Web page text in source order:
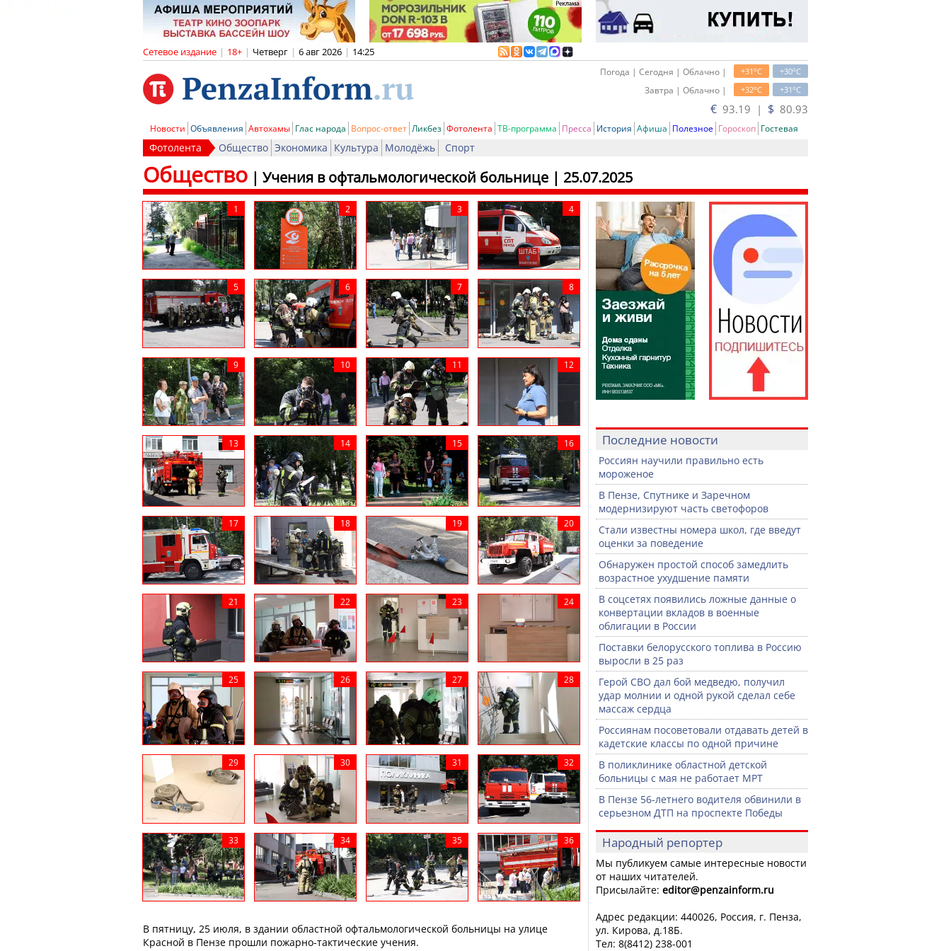
Сетевое издание | 18+ | Четверг | 6 авг 2026 | 14:25
+30oC
+31oC
Погода | Сегодня | Облачно |
+31oC
+32oC
Завтра | Облачно |
€ 93.19 | $ 80.93
Новости Объявления Автохамы Глас народа Вопрос-ответ Ликбез Фотолента ТВ-программа Пресса История Афиша Полезное Гороскоп Гостевая
Фотолента Общество Экономика Культура Молодёжь Спорт
Общество | Учения в офтальмологической больнице | 25.07.2025
В пятницу, 25 июля, в здании областной офтальмологической больницы на улице
Красной в Пензе прошли пожарно-тактические учения.
Последние новости
Россиян научили правильно есть
мороженое
В Пензе, Спутнике и Заречном
модернизируют часть светофоров
Стали известны номера школ, где введут
оценки за поведение
Обнаружен простой способ замедлить
возрастное ухудшение памяти
В соцсетях появились ложные данные о
конвертации вкладов в военные
облигации в России
Поставки белорусского топлива в Россию
выросли в 25 раз
Герой СВО дал бой медведю, получил
удар молнии и одной рукой сделал себе
массаж сердца
Россиянам посоветовали отдавать детей в
кадетские классы по одной причине
В поликлинике областной детской
больницы с мая не работает МРТ
В Пензе 56-летнего водителя обвинили в
серьезном ДТП на проспекте Победы
Народный репортер
Мы публикуем самые интересные новости
от наших читателей.
Присылайте: editor@penzainform.ru
Адрес редакции: 440026, Россия, г. Пенза,
ул. Кирова, д.18Б.
Тел: 8(8412) 238-001